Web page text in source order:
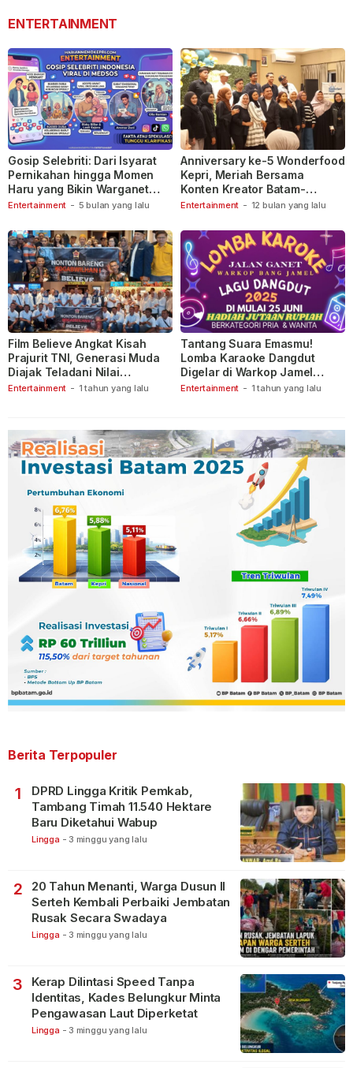
ENTERTAINMENT
Entertainment - 5 bulan yang lalu
Gosip Selebriti: Dari Isyarat
Pernikahan hingga Momen
Haru yang Bikin Warganet
Berspekulasi
Entertainment - 12 bulan yang lalu
Anniversary ke-5 Wonderfood
Kepri, Meriah Bersama
Konten Kreator Batam-
Tanjungpinang
Entertainment - 1 tahun yang lalu
Film Believe Angkat Kisah
Prajurit TNI, Generasi Muda
Diajak Teladani Nilai
Keberanian
Entertainment - 1 tahun yang lalu
Tantang Suara Emasmu!
Lomba Karaoke Dangdut
Digelar di Warkop Jamel
Ganet
Berita Terpopuler
1
DPRD Lingga Kritik Pemkab,
Tambang Timah 11.540 Hektare
Baru Diketahui Wabup
Lingga - 3 minggu yang lalu
2
20 Tahun Menanti, Warga Dusun II
Serteh Kembali Perbaiki Jembatan
Rusak Secara Swadaya
Lingga - 3 minggu yang lalu
3
Kerap Dilintasi Speed Tanpa
Identitas, Kades Belungkur Minta
Pengawasan Laut Diperketat
Lingga - 3 minggu yang lalu